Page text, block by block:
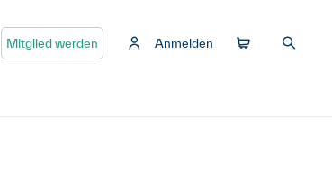
Mitglied werden Anmelden